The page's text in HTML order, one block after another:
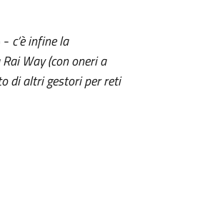
- c’è infine la
Way (con oneri a
di altri gestori per reti